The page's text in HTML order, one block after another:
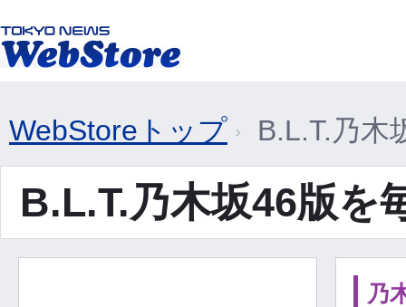
WebStoreトップ B.L.T.乃木
B.L.T.乃木坂46版を
乃